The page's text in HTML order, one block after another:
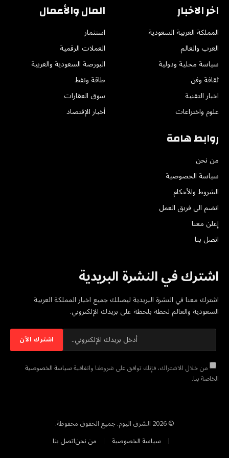
اخر الاخبار
المملكة العربية السعودية
العرب والعالم
سياسة محلية ودولية
ثقافة وفن
اخبار التقنية
علوم واختراعات
المال والأعمال
استثمار
العملات الرقمية
البورصة السعودية والعربية
طاقة ونفط
سوق العقارات
أخبار الإقتصاد
روابط هامة
من نحن
سياسة الخصوصية
الشروط والأحكام
انضم الى فريق العمل
إعلن معنا
اتصل بنا
اشترك في النشرة البريدية
اشترك معنا في النشرة البريدية ليصلك جميع اخبار المملكة العربية
السعودية والعالم لحظة بلحظة على بريدك الإلكتروني.
من خلال الاشتراك، فإنك توافق على شروطنا واتفاقيةسياسة الخصوصية
الخاصة بنا.
© 2026 الشرق اليوم. جميع الحقوق محفوظة.
سياسة الخصوصية
من نحناتصل بنا